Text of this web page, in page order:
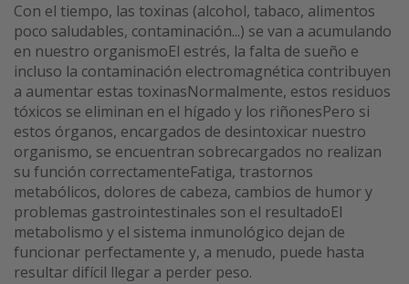
Con el tiempo, las toxinas (alcohol, tabaco, alimentos
poco saludables, contaminación...) se van a acumulando
en nuestro organismoEl estrés, la falta de sueño e
incluso la contaminación electromagnética contribuyen
a aumentar estas toxinasNormalmente, estos residuos
tóxicos se eliminan en el hígado y los riñonesPero si
estos órganos, encargados de desintoxicar nuestro
organismo, se encuentran sobrecargados no realizan
su función correctamenteFatiga, trastornos
metabólicos, dolores de cabeza, cambios de humor y
problemas gastrointestinales son el resultadoEl
metabolismo y el sistema inmunológico dejan de
funcionar perfectamente y, a menudo, puede hasta
resultar difícil llegar a perder peso.